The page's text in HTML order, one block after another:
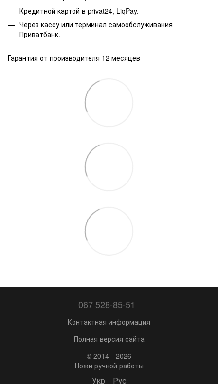
Кредитной картой в privat24, LiqPay.
Через кассу или терминал самообслуживания
Приватбанк.
Гарантия от производителя 12 месяцев
067 528-85-51
Контактная информация
Полная версия сайта
© 2014—2026
Ножи ручной работы
Укр Рус